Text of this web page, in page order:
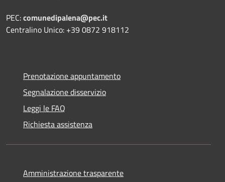
PEC:comunedipalena@pec.it
Centralino Unico: +39 0872 918112
Prenotazione appuntamento
Segnalazione disservizio
Leggi le FAQ
Richiesta assistenza
Amministrazione trasparente